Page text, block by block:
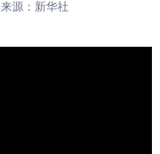
来源：新华社